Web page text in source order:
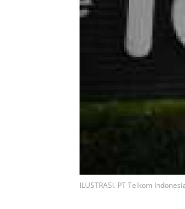
ILUSTRASI. PT Telkom